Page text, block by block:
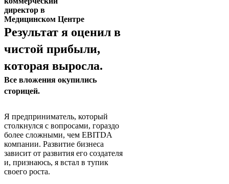
директор в
Медицинском Центре
Результат я оценил в
чистой прибыли,
которая выросла.
Все вложения окупились
сторицей.
Я предприниматель, который
столкнулся с вопросами, гораздо
более сложными, чем EBITDA
компании. Развитие бизнеса
зависит от развития его создателя
и, признаюсь, я встал в тупик
своего роста.